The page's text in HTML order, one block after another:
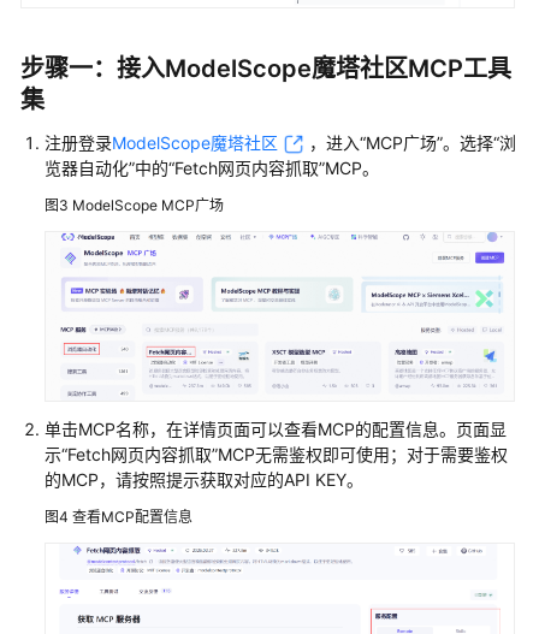
插
MCP
MCP
介
绍
示
例：
使
模
板
创
建
索
MCP
步骤一：接入ModelScope魔塔社区MCP工具
集
注册登录ModelScope魔塔社区
，进入“MCP广场”。选择“浏
览器自动化”中的“Fetch网页内容抓取”MCP。
图3 ModelScope MCP广场
单击MCP名称，在详情页面可以查看MCP的配置信息。页面显
示“Fetch网页内容抓取”MCP无需鉴权即可使用；对于需要鉴权
的MCP，请按照提示获取对应的API KEY。
图4 查看MCP配置信息